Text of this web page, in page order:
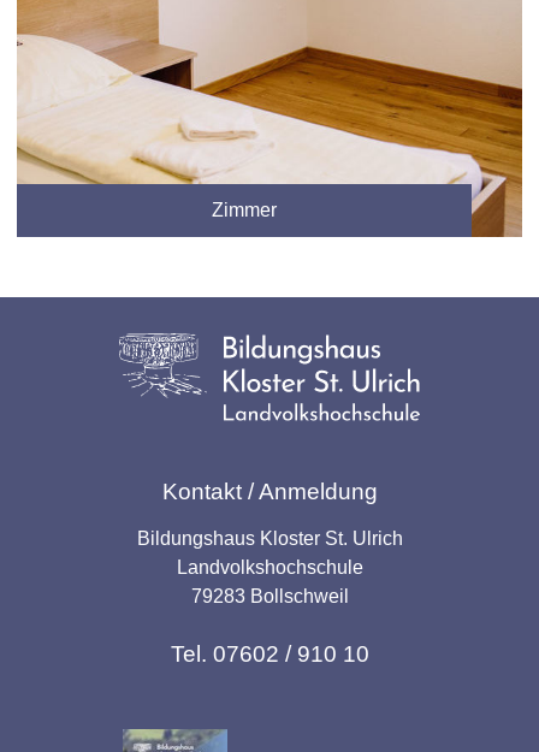
Zimmer
Kontakt / Anmeldung
Bildungshaus Kloster St. Ulrich
Landvolkshochschule
79283 Bollschweil
Tel. 07602 / 910 10